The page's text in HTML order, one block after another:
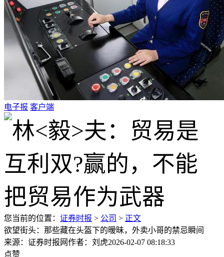
电子报 客户端
您当前的位置： 证券时报 > 公司 > 正文
欲望街头：那些藏在头盔下的暧昧，外卖小哥的禁忌瞬间
来源：证券时报网作者：刘虎2026-02-07 08:18:33
点赞